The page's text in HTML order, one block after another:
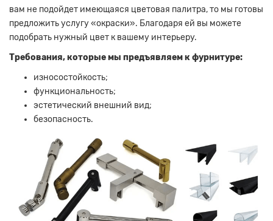
вам не подойдет имеющаяся цветовая палитра, то мы готовы
предложить услугу «окраски». Благодаря ей вы можете
подобрать нужный цвет к вашему интерьеру.
Требования, которые мы предъявляем к фурнитуре:
износостойкость;
функциональность;
эстетический внешний вид;
безопасность.